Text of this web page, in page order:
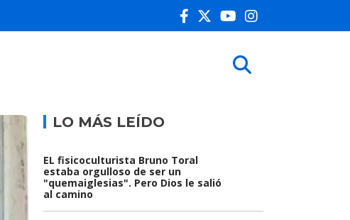
LO MÁS LEÍDO
EL fisicoculturista Bruno Toral
estaba orgulloso de ser un
"quemaiglesias". Pero Dios le salió
al camino